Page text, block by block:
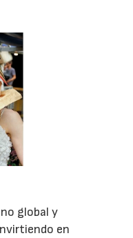
global y
en